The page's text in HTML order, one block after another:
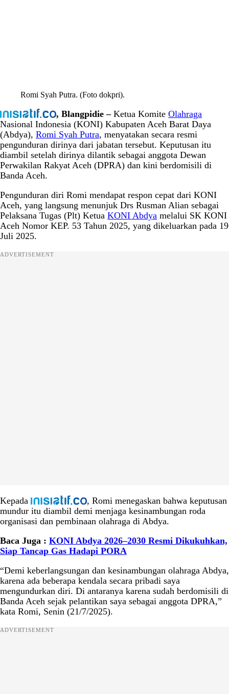
Romi Syah Putra. (Foto dokpri).
, Blangpidie –Ketua Komite Olahraga
Nasional Indonesia (KONI) Kabupaten Aceh Barat Daya
(Abdya), Romi Syah Putra, menyatakan secara resmi
pengunduran dirinya dari jabatan tersebut. Keputusan itu
diambil setelah dirinya dilantik sebagai anggota Dewan
Perwakilan Rakyat Aceh (DPRA) dan kini berdomisili di
Banda Aceh.
Pengunduran diri Romi mendapat respon cepat dari KONI
Aceh, yang langsung menunjuk Drs Rusman Alian sebagai
Pelaksana Tugas (Plt) Ketua KONI Abdya melalui SK KONI
Aceh Nomor KEP. 53 Tahun 2025, yang dikeluarkan pada 19
Juli 2025.
ADVERTISEMENT
Kepada
, Romi menegaskan bahwa keputusan
mundur itu diambil demi menjaga kesinambungan roda
organisasi dan pembinaan olahraga di Abdya.
Baca Juga : KONI Abdya 2026–2030 Resmi Dikukuhkan,
Siap Tancap Gas Hadapi PORA
“Demi keberlangsungan dan kesinambungan olahraga Abdya,
karena ada beberapa kendala secara pribadi saya
mengundurkan diri. Di antaranya karena sudah berdomisili di
Banda Aceh sejak pelantikan saya sebagai anggota DPRA,”
kata Romi, Senin (21/7/2025).
ADVERTISEMENT